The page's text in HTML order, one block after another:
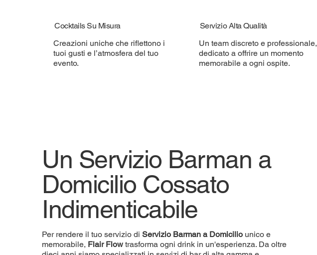
Cocktails Su Misura
Creazioni uniche che riflettono i
tuoi gusti e l’atmosfera del tuo
evento.
Servizio Alta Qualità
Un team discreto e professionale,
dedicato a offrire un momento
memorabile a ogni ospite.
Un Servizio Barman a
Domicilio Cossato
Indimenticabile
Per rendere il tuo servizio di Servizio Barman a Domicilio unico e
memorabile, Flair Flow trasforma ogni drink in un'esperienza. Da oltre